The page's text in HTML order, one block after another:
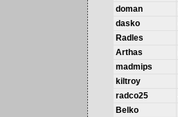
doman
dasko
Radles
Arthas
madmips
kiltroy
radco25
Belko